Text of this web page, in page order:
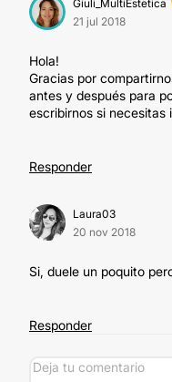
Giuli_MultiEstetica
21 jul 2018
Hola!
Gracias por
antes y después para
escribirnos si
Responder
Laura03
20 nov 2018
Si, duele un poquito
Responder